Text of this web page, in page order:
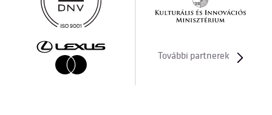
További partnerek